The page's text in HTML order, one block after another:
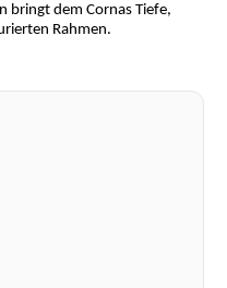
bringt dem Cornas Tiefe,
Rahmen.